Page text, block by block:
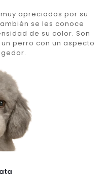
apreciados por su
se les conoce
de su color. Son
perro con un aspecto